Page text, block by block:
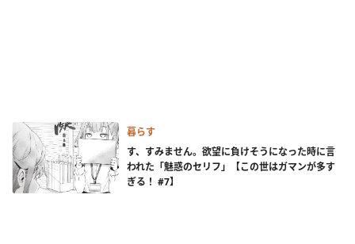
暮らす
す、すみません。欲望に負けそうになった時に言
われた「魅惑のセリフ」【この世はガマンが多す
ぎる！ #7】